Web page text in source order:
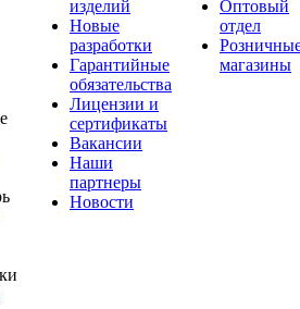
изделий
Новые
разработки
Гарантийные
обязательства
Лицензии и
сертификаты
Вакансии
Наши
партнеры
Новости
Оптовый
отдел
магазины